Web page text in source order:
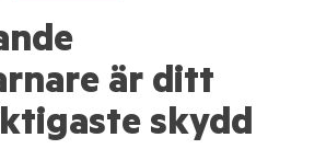
är ditt
skydd